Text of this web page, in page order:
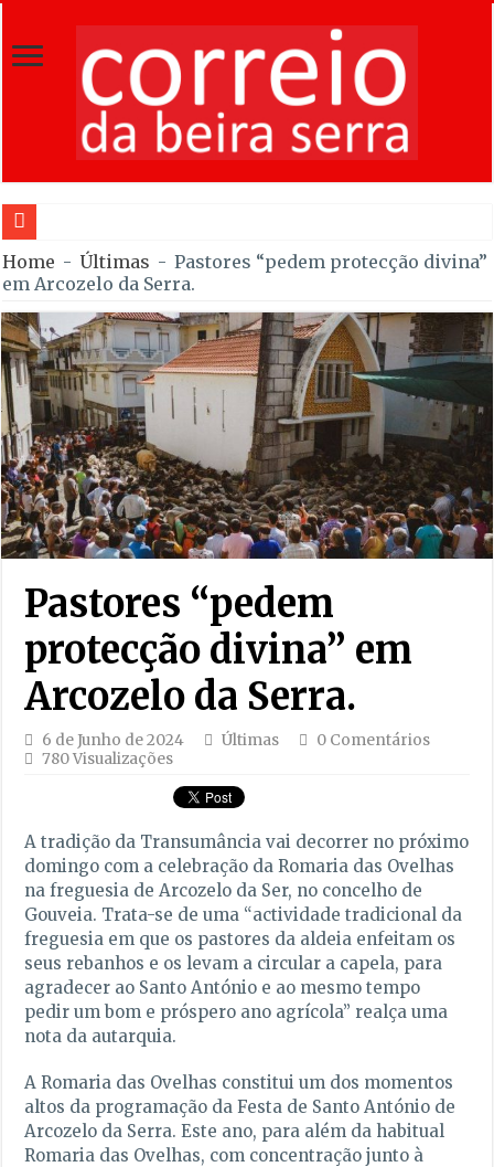
Home - Últimas - Pastores “pedem protecção divina”
em Arcozelo da Serra.
Pastores “pedem
protecção divina” em
Arcozelo da Serra.
6 de Junho de 2024 Últimas
0 Comentários
780 Visualizações
A tradição da Transumância vai decorrer no próximo
domingo com a celebração da Romaria das Ovelhas
na freguesia de Arcozelo da Ser, no concelho de
Gouveia. Trata-se de uma “actividade tradicional da
freguesia em que os pastores da aldeia enfeitam os
seus rebanhos e os levam a circular a capela, para
agradecer ao Santo António e ao mesmo tempo
pedir um bom e próspero ano agrícola” realça uma
nota da autarquia.
A Romaria das Ovelhas constitui um dos momentos
altos da programação da Festa de Santo António de
Arcozelo da Serra. Este ano, para além da habitual
Romaria das Ovelhas, com concentração junto à